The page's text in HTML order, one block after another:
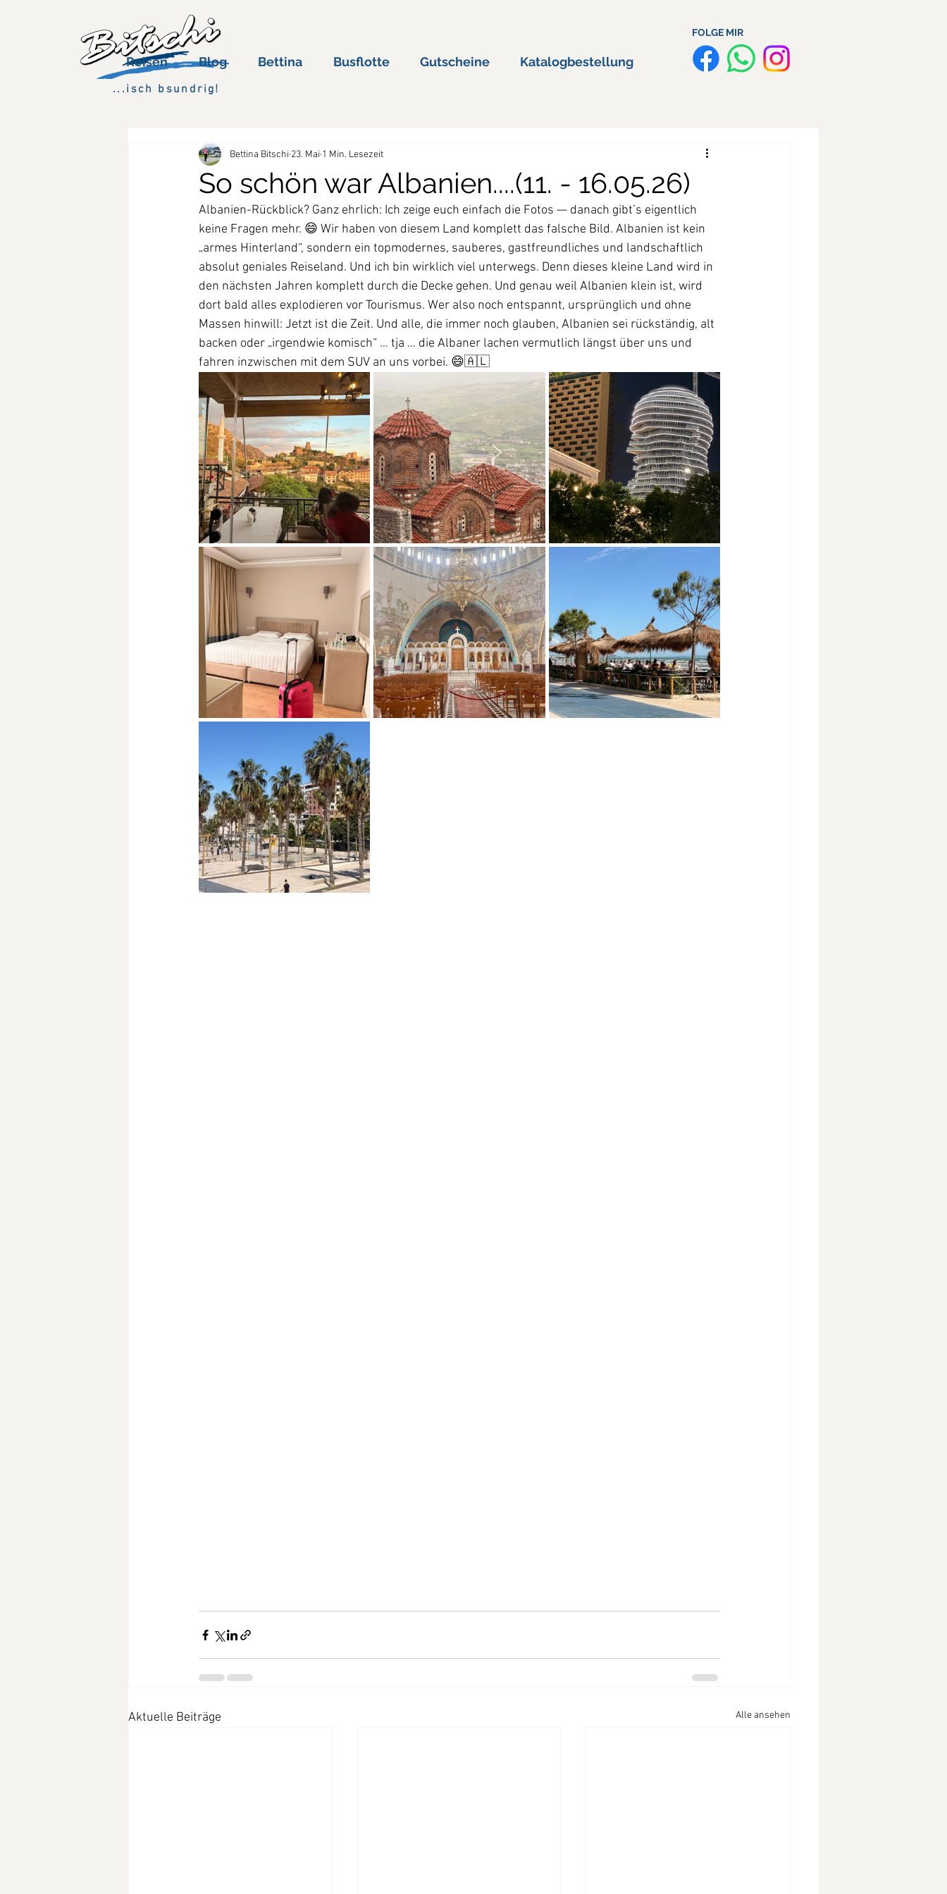
...isch bsundrig!
FOLGE MIR
Reisen Blog Bettina Busflotte Gutscheine Katalogbestellung
So schön war Albanien....(11. - 16.05.26)
Bettina Bitschi 23. Mai 1 Min. Lesezeit
Albanien-Rückblick? Ganz ehrlich: Ich zeige euch einfach die Fotos — danach gibt’s eigentlich
keine Fragen mehr. 😄 Wir haben von diesem Land komplett das falsche Bild. Albanien ist kein
„armes Hinterland“, sondern ein topmodernes, sauberes, gastfreundliches und landschaftlich
absolut geniales Reiseland. Und ich bin wirklich viel unterwegs. Denn dieses kleine Land wird in
den nächsten Jahren komplett durch die Decke gehen. Und genau weil Albanien klein ist, wird
dort bald alles explodieren vor Tourismus. Wer also noch entspannt, ursprünglich und ohne
Massen hinwill: Jetzt ist die Zeit. Und alle, die immer noch glauben, Albanien sei rückständig, alt
backen oder „irgendwie komisch“ … tja … die Albaner lachen vermutlich längst über uns und
fahren inzwischen mit dem SUV an uns vorbei. 😄🇦🇱
Aktuelle Beiträge Alle ansehen